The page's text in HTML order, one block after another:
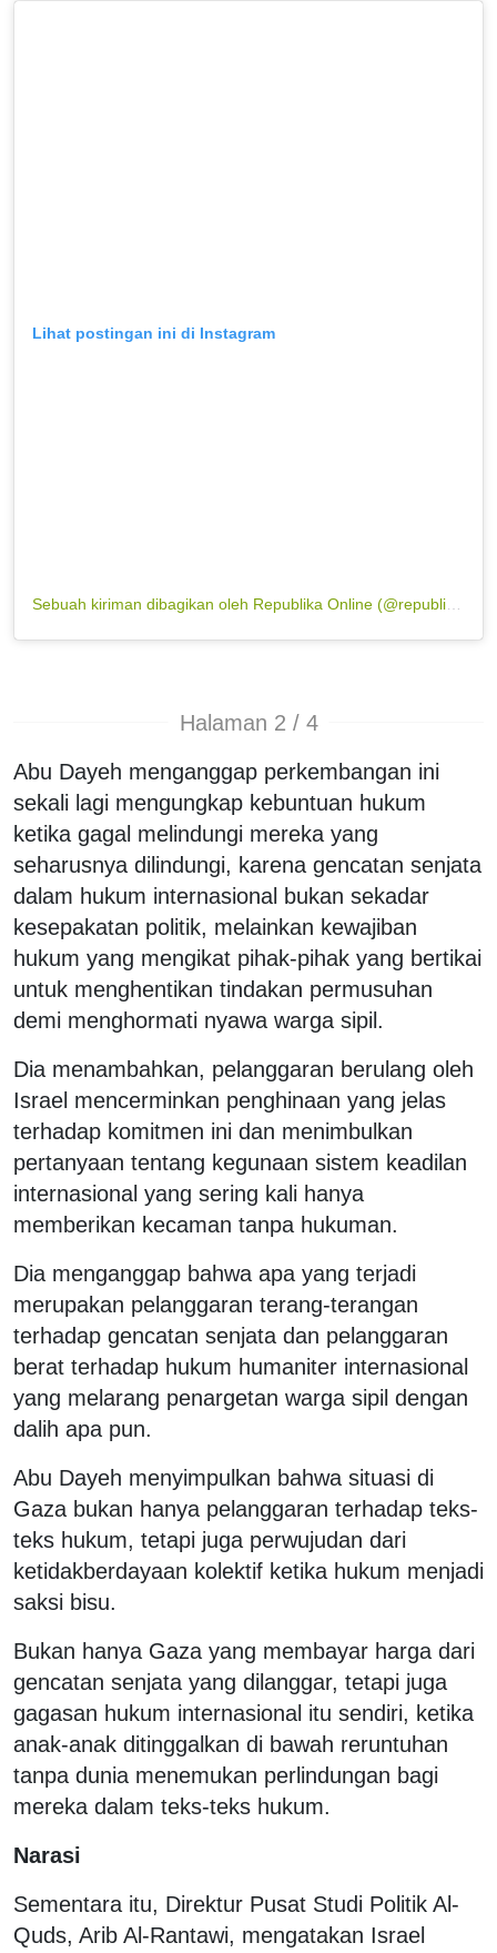
Lihat postingan ini di Instagram
Sebuah kiriman dibagikan oleh Republika Online (@republikaonline)
Halaman 2 / 4
Abu Dayeh menganggap perkembangan ini
sekali lagi mengungkap kebuntuan hukum
ketika gagal melindungi mereka yang
seharusnya dilindungi, karena gencatan senjata
dalam hukum internasional bukan sekadar
kesepakatan politik, melainkan kewajiban
hukum yang mengikat pihak-pihak yang bertikai
untuk menghentikan tindakan permusuhan
demi menghormati nyawa warga sipil.
Dia menambahkan, pelanggaran berulang oleh
Israel mencerminkan penghinaan yang jelas
terhadap komitmen ini dan menimbulkan
pertanyaan tentang kegunaan sistem keadilan
internasional yang sering kali hanya
memberikan kecaman tanpa hukuman.
Dia menganggap bahwa apa yang terjadi
merupakan pelanggaran terang-terangan
terhadap gencatan senjata dan pelanggaran
berat terhadap hukum humaniter internasional
yang melarang penargetan warga sipil dengan
dalih apa pun.
Abu Dayeh menyimpulkan bahwa situasi di
Gaza bukan hanya pelanggaran terhadap teks-
teks hukum, tetapi juga perwujudan dari
ketidakberdayaan kolektif ketika hukum menjadi
saksi bisu.
Bukan hanya Gaza yang membayar harga dari
gencatan senjata yang dilanggar, tetapi juga
gagasan hukum internasional itu sendiri, ketika
anak-anak ditinggalkan di bawah reruntuhan
tanpa dunia menemukan perlindungan bagi
mereka dalam teks-teks hukum.
Narasi
Sementara itu, Direktur Pusat Studi Politik Al-
Quds, Arib Al-Rantawi, mengatakan Israel